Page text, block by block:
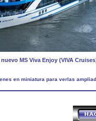
nuevo MS Viva Enjoy (VIVA
en miniatura para verlas